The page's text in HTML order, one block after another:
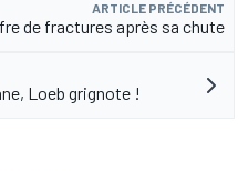
ARTICLE PRÉCÉDENT
de fractures après sa chute
Loeb grignote !